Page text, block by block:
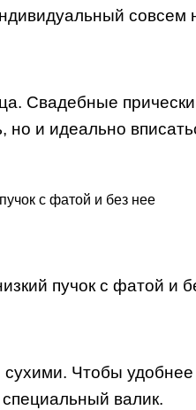
совсем
Свадебные
но и идеально
Чтобы
валик.